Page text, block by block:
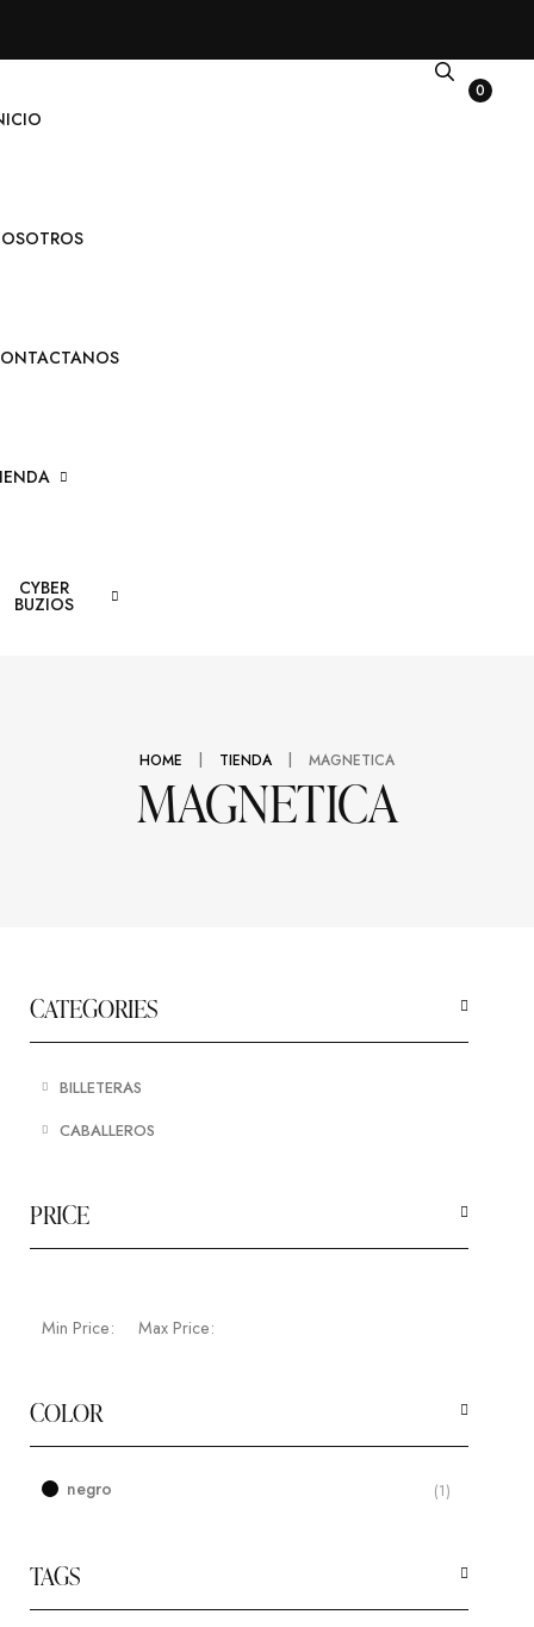
CYBER
BUZIOS
0
MAGNETICA
HOME | TIENDA | MAGNETICA
CATEGORIES
BILLETERAS
CABALLEROS
PRICE
Min Price: Max Price:
COLOR
negro (1)
TAGS